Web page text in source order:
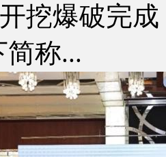
挖爆破完
称...